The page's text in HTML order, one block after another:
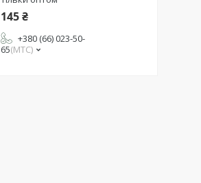
145 ₴
+380 (66) 023-50-
65 МТС